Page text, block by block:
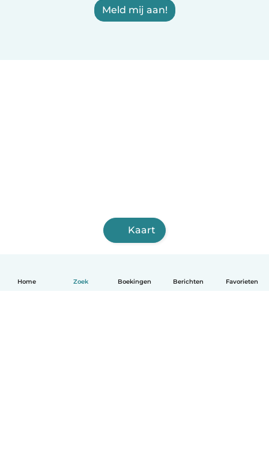
Home Zoek Boekingen Berichten Favorieten
Meld mij aan!
Kaart